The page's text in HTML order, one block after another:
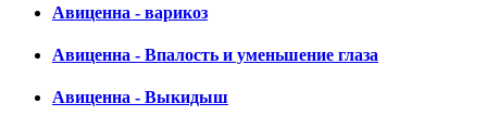
Авиценна - варикоз
Авиценна - Впалость и уменьшение глаза
Авиценна - Выкидыш